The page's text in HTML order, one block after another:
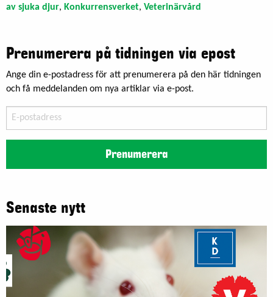
av sjuka djur, Konkurrensverket, Veterinärvård
Prenumerera på tidningen via epost
Ange din e-postadress för att prenumerera på den här tidningen
och få meddelanden om nya artiklar via e-post.
postadress
Prenumerera
Senaste nytt